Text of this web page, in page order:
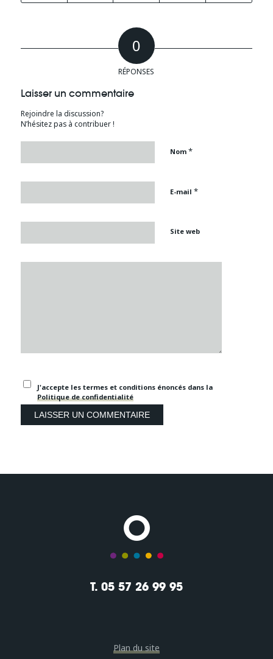
0
RÉPONSES
Laisser un commentaire
Rejoindre la discussion?
N’hésitez pas à contribuer !
Nom *
E-mail *
Site web
J'accepte les termes et conditions énoncés dans la
Politique de confidentialité
T. 05 57 26 99 95
Plan du site